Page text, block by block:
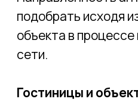
ПОЛИТИКА КОНФИДЕНЦИАЛЬНОСТИ
Логистика и транспорт
Добыча и производство
Гостиницы и офисы